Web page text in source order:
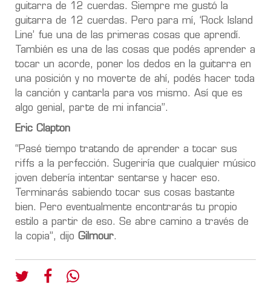
guitarra de 12 cuerdas. Siempre me gustó la
guitarra de 12 cuerdas. Pero para mí, ‘Rock Island
Line’ fue una de las primeras cosas que aprendí.
También es una de las cosas que podés aprender a
tocar un acorde, poner los dedos en la guitarra en
una posición y no moverte de ahí, podés hacer toda
la canción y cantarla para vos mismo. Así que es
algo genial, parte de mi infancia”.
Eric Clapton
“Pasé tiempo tratando de aprender a tocar sus
riffs a la perfección. Sugeriría que cualquier músico
joven debería intentar sentarse y hacer eso.
Terminarás sabiendo tocar sus cosas bastante
bien. Pero eventualmente encontrarás tu propio
estilo a partir de eso. Se abre camino a través de
la copia”, dijo Gilmour.